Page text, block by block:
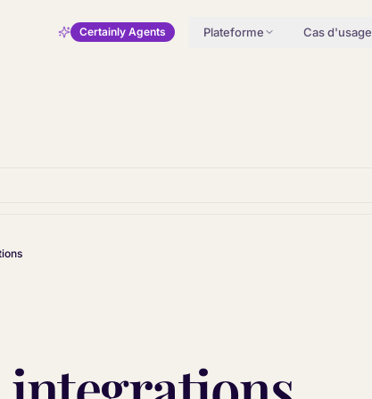
Certainly Agents Plateforme Cas d'usage